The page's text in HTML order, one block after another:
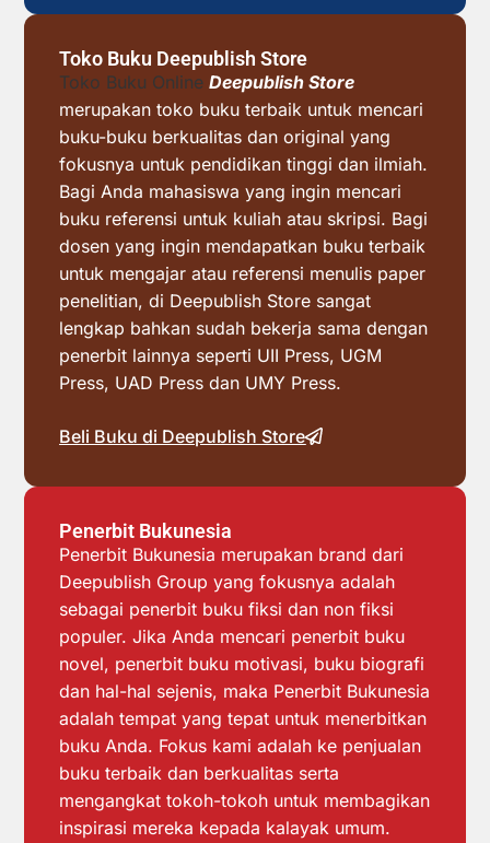
Toko Buku Deepublish Store
Toko Buku Online Deepublish Store
merupakan toko buku terbaik untuk mencari
buku-buku berkualitas dan original yang
fokusnya untuk pendidikan tinggi dan ilmiah.
Bagi Anda mahasiswa yang ingin mencari
buku referensi untuk kuliah atau skripsi. Bagi
dosen yang ingin mendapatkan buku terbaik
untuk mengajar atau referensi menulis paper
penelitian, di Deepublish Store sangat
lengkap bahkan sudah bekerja sama dengan
penerbit lainnya seperti UII Press, UGM
Press, UAD Press dan UMY Press.
Beli Buku di Deepublish Store
Penerbit Bukunesia
Penerbit Bukunesia merupakan brand dari
Deepublish Group yang fokusnya adalah
sebagai penerbit buku fiksi dan non fiksi
populer. Jika Anda mencari penerbit buku
novel, penerbit buku motivasi, buku biografi
dan hal-hal sejenis, maka Penerbit Bukunesia
adalah tempat yang tepat untuk menerbitkan
buku Anda. Fokus kami adalah ke penjualan
buku terbaik dan berkualitas serta
mengangkat tokoh-tokoh untuk membagikan
inspirasi mereka kepada kalayak umum.